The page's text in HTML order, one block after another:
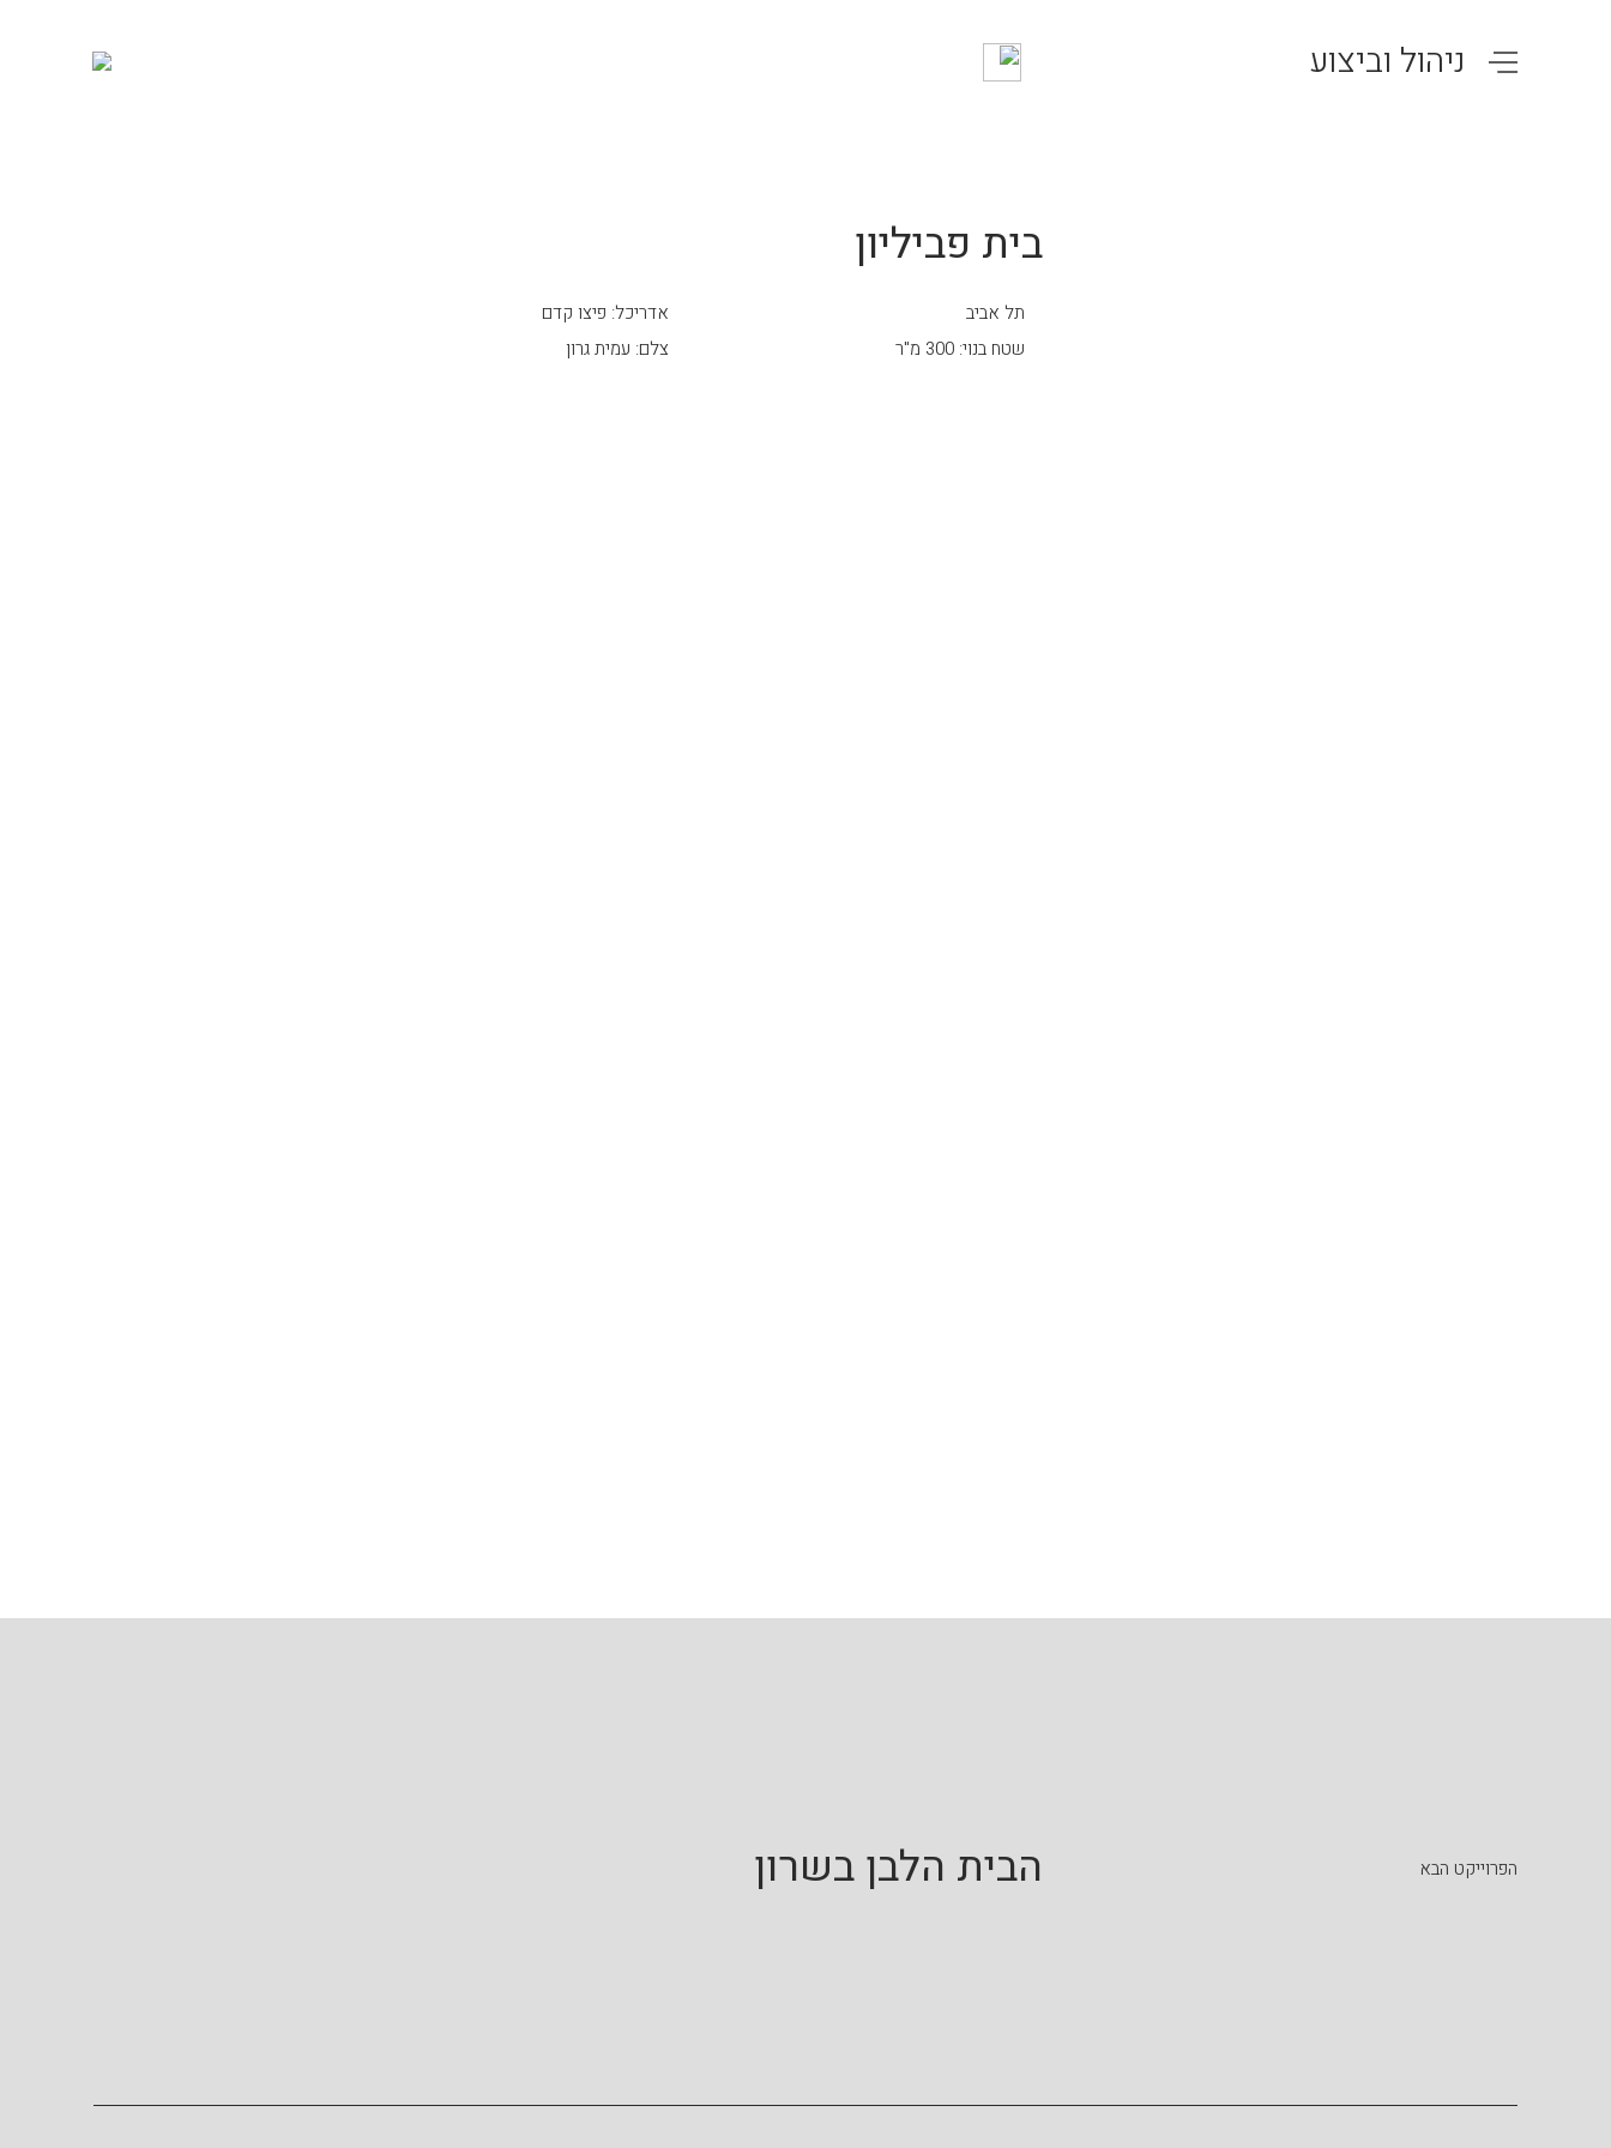
ניהול וביצוע
בית פביליון
תל אביב
שטח בנוי: 300 מ"ר
אדריכל: פיצו קדם
צלם: עמית גרון
הפרוייקט הבא הבית הלבן בשרון